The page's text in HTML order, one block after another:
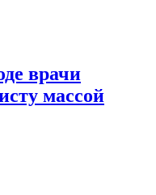
врачи
массой